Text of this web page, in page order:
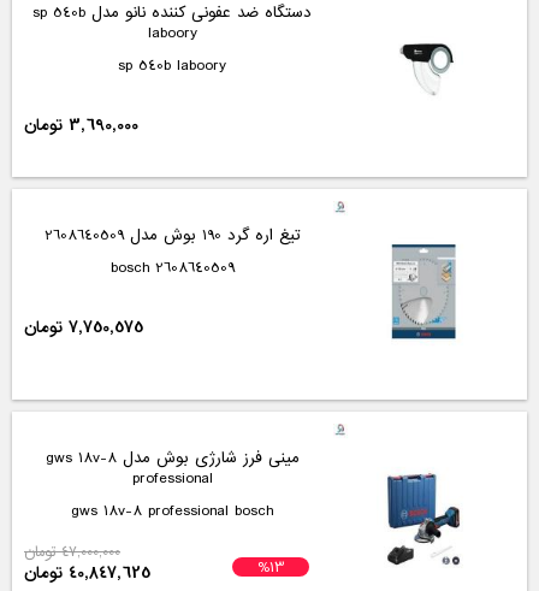
دستگاه ضد عفونی کننده نانو مدل sp 540b
laboory
sp 540b laboory
3,690,000 تومان
تیغ اره گرد 190 بوش مدل 2608640509
2608640509 bosch
7,750,575 تومان
مینی فرز شارژی بوش مدل gws 18v-8
professional
gws 18v-8 professional bosch
%13
47,000,000 تومان
40,847,625 تومان